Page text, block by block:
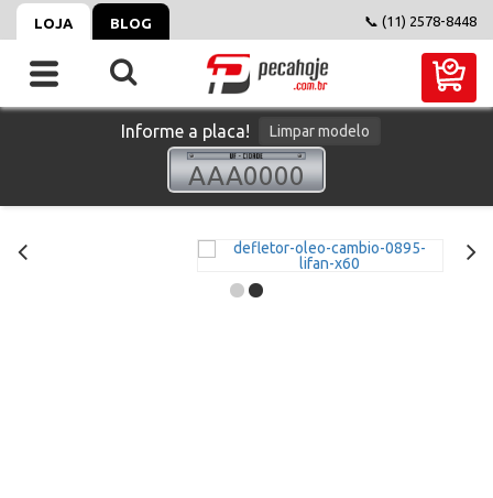
LOJA BLOG 📞 (11) 2578-8448
Informe a placa! Limpar modelo